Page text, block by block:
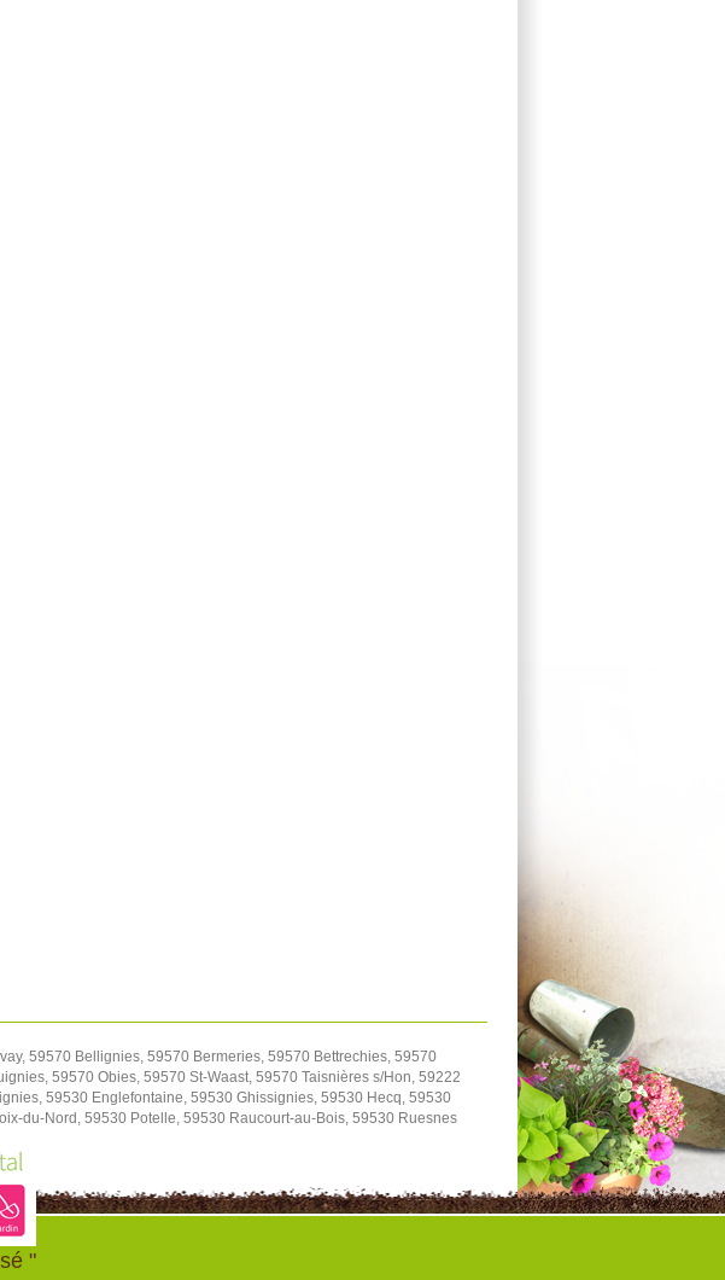
59570 Bellignies, 59570 Bermeries, 59570 Bettrechies, 59570
59570 Obies, 59570 St-Waast, 59570 Taisnières s/Hon, 59222
59530 Englefontaine, 59530 Ghissignies, 59530 Hecq, 59530
du-Nord, 59530 Potelle, 59530 Raucourt-au-Bois, 59530 Ruesnes
"